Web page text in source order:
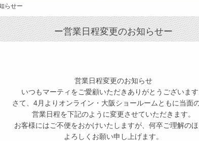
らせー
ー営業日程変更のお知らせー
営業日程変更のお知らせ
いつもマーティをご愛顧いただきありがとうございます
さて、4月よりオンライン・大阪ショールームともに当面の
営業日程を下記のように変更させていただきます。
お客様にはご不便をおかけいたしますが、何卒ご理解のほ
よろしくお願い申し上げます。